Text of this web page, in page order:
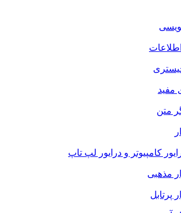
اطلاعات
مفید
متن
کامپیوتر و درایور لپ تاپ
مذهبی
پرتابل